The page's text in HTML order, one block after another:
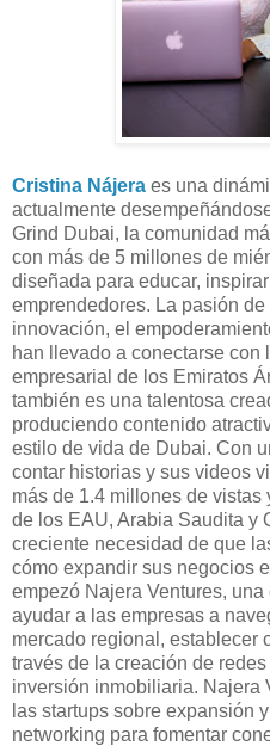
Cristina Nájera es una
actualmente
Grind Dubai, la comunidad
con más de 5 millones de
diseñada para educar,
emprendedores. La pasión
innovación, el
han llevado a conectarse con
empresarial de los Emiratos
también es una talentosa
produciendo contenido
estilo de vida de Dubai. Con
contar historias y sus videos
más de 1.4 millones de
de los EAU, Arabia Saudita y
creciente necesidad de que
cómo expandir sus negocios
empezó Najera Ventures,
ayudar a las empresas a
mercado regional, establecer
través de la creación de
inversión inmobiliaria. Najera
las startups sobre expansión
networking para fomentar